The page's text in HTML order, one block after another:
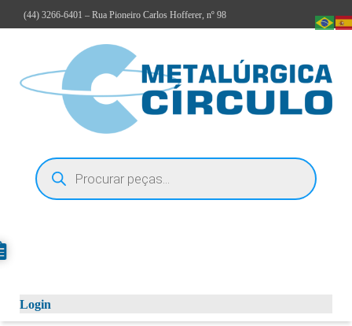
(44) 3266-6401 – Rua Pioneiro Carlos Hofferer, nº 98
Login